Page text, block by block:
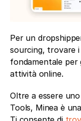
Per un
sourcing, trovare
fondamentale per
attività online.
Oltre a essere
Tools, Minea è